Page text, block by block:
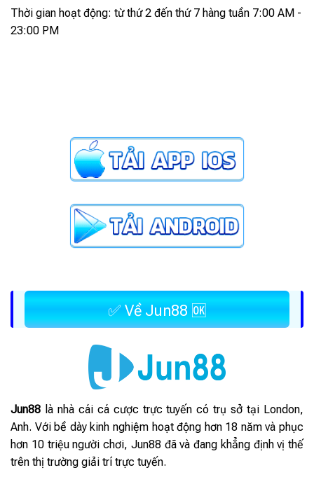
Thời gian hoạt động: từ thứ 2 đến thứ 7 hàng tuần 7:00 AM -
23:00 PM
✅ Về Jun88 🆗
Jun88 là nhà cái cá cược trực tuyến có trụ sở tại London,
Anh. Với bề dày kinh nghiệm hoạt động hơn 18 năm và phục
hơn 10 triệu người chơi, Jun88 đã và đang khẳng định vị thế
trên thị trường giải trí trực tuyến.